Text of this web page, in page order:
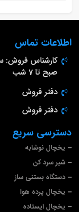
دسترسی سریع
یخچال نوشابه
شیر سرد کن
دستگاه بستنی ساز
یخچال پرده هوا
یخچال ایستاده
اطلاعات تماس
صبح تا 7 شب
دفتر فروش
دفتر فروش